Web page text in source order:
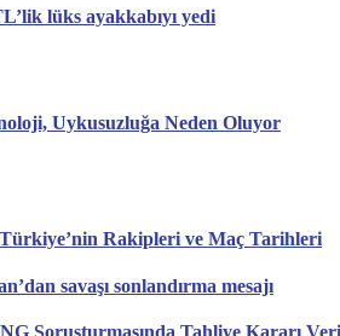
lüks ayakkabıyı yedi
Uykusuzluğa Neden Oluyor
Rakipleri ve Maç Tarihleri
savaşı sonlandırma mesajı